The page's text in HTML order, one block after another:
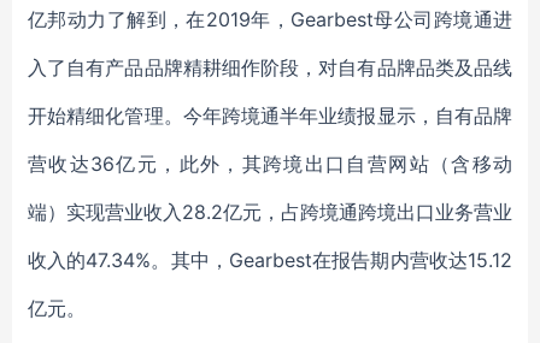
亿邦动力了解到，在2019年， Gearbest母公司 跨境通进
入了自有产品品牌精耕细作阶段，对自有品牌品类及品线
开始精细化管理。 今年跨境通半年业绩报显示， 自有品牌
营收达36亿元， 此外，其跨境出口自营网站（含移动
端）实现营业收入28.2亿元，占跨境通跨境出口业务营业
收入的47.34%。 其中，Gearbest在报告期内营收达15.12
亿元。